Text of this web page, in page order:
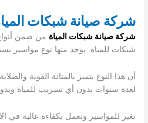
شركة صيانة شبكات
شركة صيانة شبكات المياة من ضمن
شبكات للمياه يوجد منها نوع مواسير
أن هذا النوع يتميز بالمتانة القوية
لعدة سنوات بدون أي تسريب للمياة
تغير للمواسير وتعمل بكفاءة عالية في